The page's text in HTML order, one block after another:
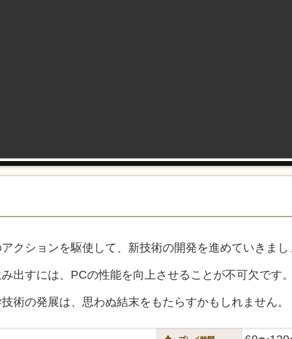
クションを駆使して、新技術の開発を進めていきまし
出すには、PCの性能を向上させることが不可欠です。
術の発展は、思わぬ結末をもたらすかもしれません。